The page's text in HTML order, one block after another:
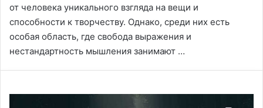
от человека уникального взгляда на вещи и
способности к творчеству. Однако, среди них есть
особая область, где свобода выражения и
нестандартность мышления занимают …